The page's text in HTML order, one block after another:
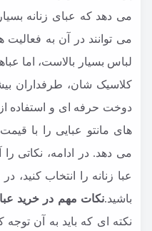
می دهد که عبای زنانه
می توانند در آن به فعالیت
لباس بسیار بالاست، اما
کلاسیک شان، طرفداران
دوخت حرفه ای و استفاده
های مانتو عبایی را با
می دهد. در ادامه، نکاتی
عبا زنانه را انتخاب کنید،
باشید.نکات مهم در خرید عبا
نکته ای که باید به آن